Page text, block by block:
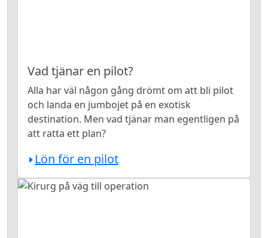
Vad tjänar en pilot?
Alla har väl någon gång drömt om att bli pilot
och landa en jumbojet på en exotisk
destination. Men vad tjänar man egentligen på
att ratta ett plan?
Lön för en pilot